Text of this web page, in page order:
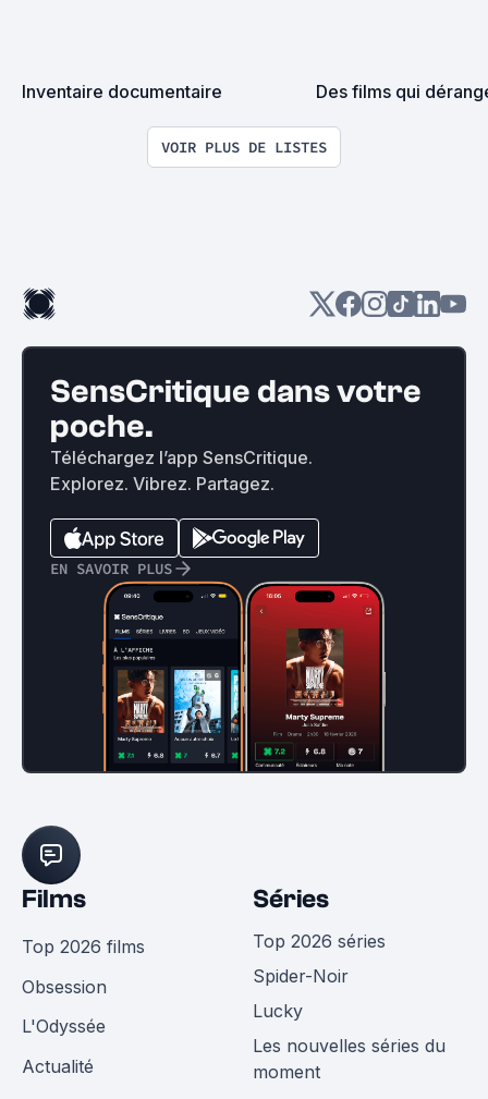
Inventaire documentaire Des films qui
VOIR PLUS DE LISTES
SensCritique dans votre
poche.
Téléchargez l’app SensCritique.
Explorez. Vibrez. Partagez.
EN SAVOIR PLUS
Films
Top 2026 films
Obsession
L'Odyssée
Actualité
Séries
Top 2026 séries
Spider-Noir
Lucky
Les nouvelles séries du
moment